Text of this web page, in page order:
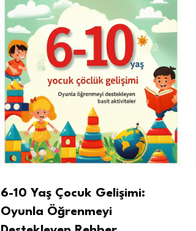
6-10 Yaş Çocuk Gelişimi:
Oyunla Öğrenmeyi